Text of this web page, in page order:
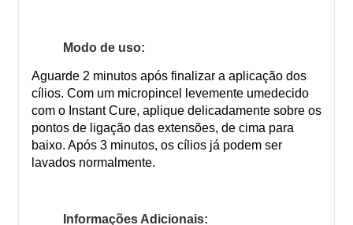
Modo de uso:
Aguarde 2 minutos após finalizar a aplicação dos
cílios. Com um micropincel levemente umedecido
com o Instant Cure, aplique delicadamente sobre os
pontos de ligação das extensões, de cima para
baixo. Após 3 minutos, os cílios já podem ser
lavados normalmente.
Informações Adicionais: